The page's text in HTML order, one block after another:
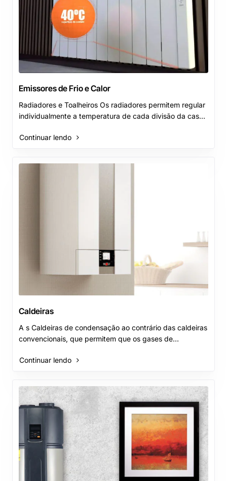
Emissores de Frio e Calor
Radiadores e Toalheiros Os radiadores permitem regular
individualmente a temperatura de cada divisão da casa.
Continuar lendo
Caldeiras
A s Caldeiras de condensação ao contrário das caldeiras
convencionais, que permitem que os gases de
Continuar lendo